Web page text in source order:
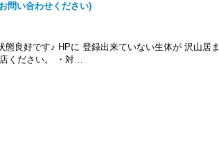
問い合わせください)
態良好です♪ HPに 登録出来ていない生体が 沢山居ま
ください。 ・対…